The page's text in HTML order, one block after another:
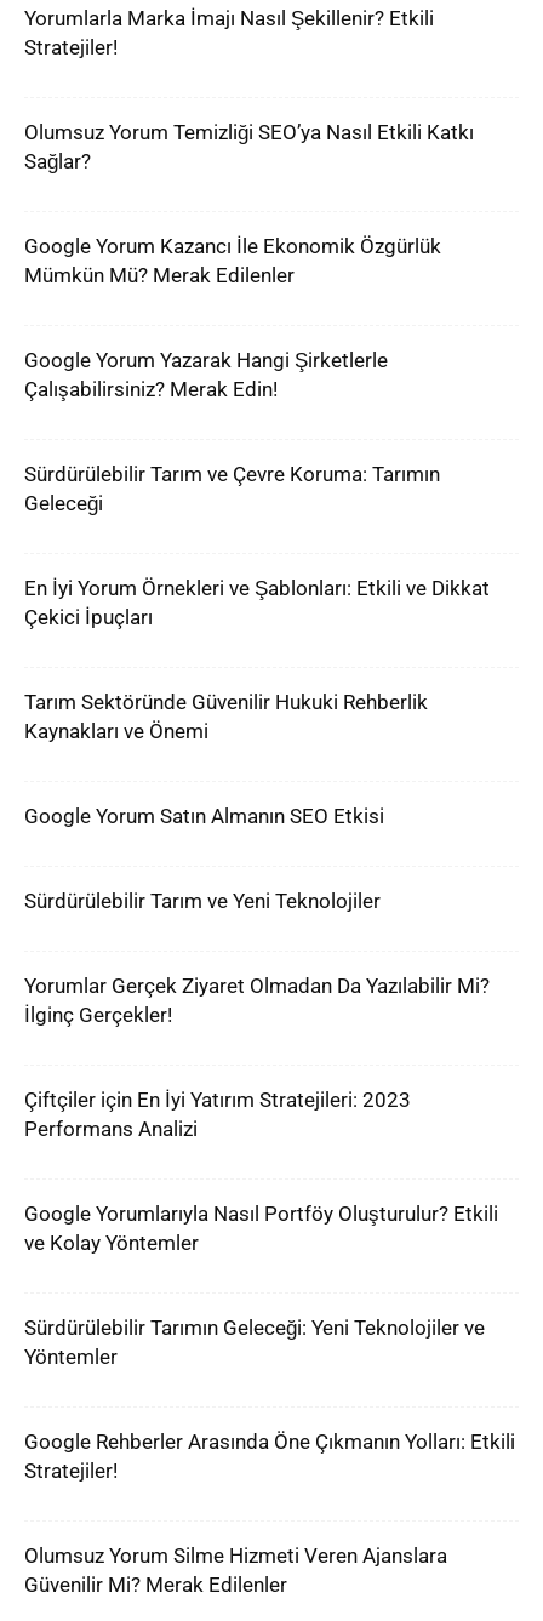
Yorumlarla Marka İmajı Nasıl Şekillenir? Etkili
Stratejiler!
Olumsuz Yorum Temizliği SEO’ya Nasıl Etkili Katkı
Sağlar?
Google Yorum Kazancı İle Ekonomik Özgürlük
Mümkün Mü? Merak Edilenler
Google Yorum Yazarak Hangi Şirketlerle
Çalışabilirsiniz? Merak Edin!
Sürdürülebilir Tarım ve Çevre Koruma: Tarımın
Geleceği
En İyi Yorum Örnekleri ve Şablonları: Etkili ve Dikkat
Çekici İpuçları
Tarım Sektöründe Güvenilir Hukuki Rehberlik
Kaynakları ve Önemi
Google Yorum Satın Almanın SEO Etkisi
Sürdürülebilir Tarım ve Yeni Teknolojiler
Yorumlar Gerçek Ziyaret Olmadan Da Yazılabilir Mi?
İlginç Gerçekler!
Çiftçiler için En İyi Yatırım Stratejileri: 2023
Performans Analizi
Google Yorumlarıyla Nasıl Portföy Oluşturulur? Etkili
ve Kolay Yöntemler
Sürdürülebilir Tarımın Geleceği: Yeni Teknolojiler ve
Yöntemler
Google Rehberler Arasında Öne Çıkmanın Yolları: Etkili
Stratejiler!
Olumsuz Yorum Silme Hizmeti Veren Ajanslara
Güvenilir Mi? Merak Edilenler